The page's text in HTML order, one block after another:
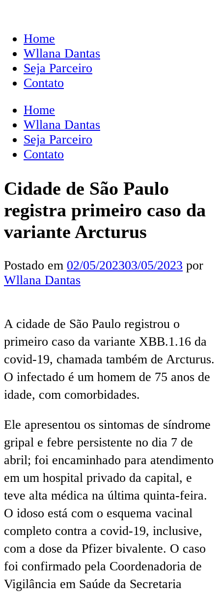
Home
Wllana Dantas
Seja Parceiro
Contato
Home
Wllana Dantas
Seja Parceiro
Contato
Cidade de São Paulo
registra primeiro caso da
variante Arcturus
Postado em 02/05/202303/05/2023 por
Wllana Dantas
A cidade de São Paulo registrou o
primeiro caso da variante XBB.1.16 da
covid-19, chamada também de Arcturus.
O infectado é um homem de 75 anos de
idade, com comorbidades.
Ele apresentou os sintomas de síndrome
gripal e febre persistente no dia 7 de
abril; foi encaminhado para atendimento
em um hospital privado da capital, e
teve alta médica na última quinta-feira.
O idoso está com o esquema vacinal
completo contra a covid-19, inclusive,
com a dose da Pfizer bivalente. O caso
foi confirmado pela Coordenadoria de
Vigilância em Saúde da Secretaria